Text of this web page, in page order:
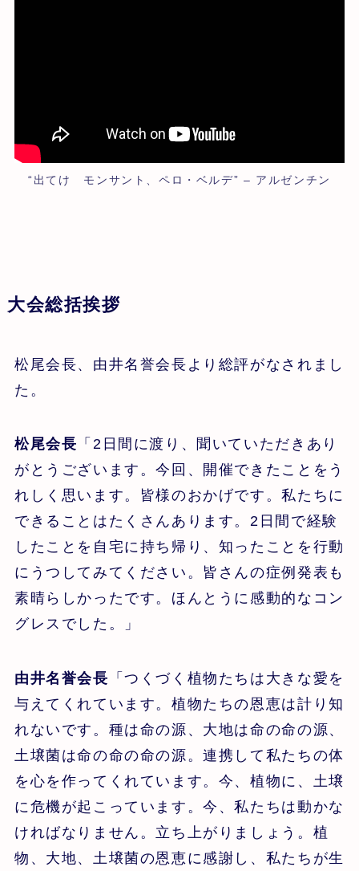
“出てけ モンサント、ペロ・ベルデ” – アルゼンチン
大会総括挨拶
松尾会長、由井名誉会長より総評がなされまし
た。
松尾会長 「2日間に渡り、聞いていただきあり
がとうございます。今回、開催できたことをう
れしく思います。皆様のおかげです。私たちに
できることはたくさんあります。2日間で経験
したことを自宅に持ち帰り、知ったことを行動
にうつしてみてください。皆さんの症例発表も
素晴らしかったです。ほんとうに感動的なコン
グレスでした。」
由井名誉会長 「つくづく植物たちは大きな愛を
与えてくれています。植物たちの恩恵は計り知
れないです。種は命の源、大地は命の命の源、
土壌菌は命の命の命の源。連携して私たちの体
を心を作ってくれています。今、植物に、土壌
に危機が起こっています。今、私たちは動かな
ければなりません。立ち上がりましょう。植
物、大地、土壌菌の恩恵に感謝し、私たちが生